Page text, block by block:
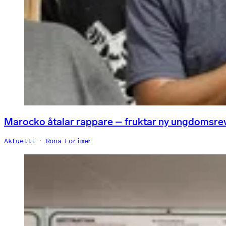
Marocko åtalar rappare – fruktar ny
Aktuellt Rona Lorimer